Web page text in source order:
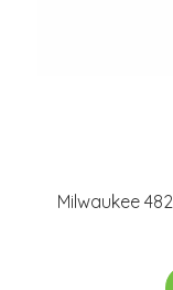
Milwaukee